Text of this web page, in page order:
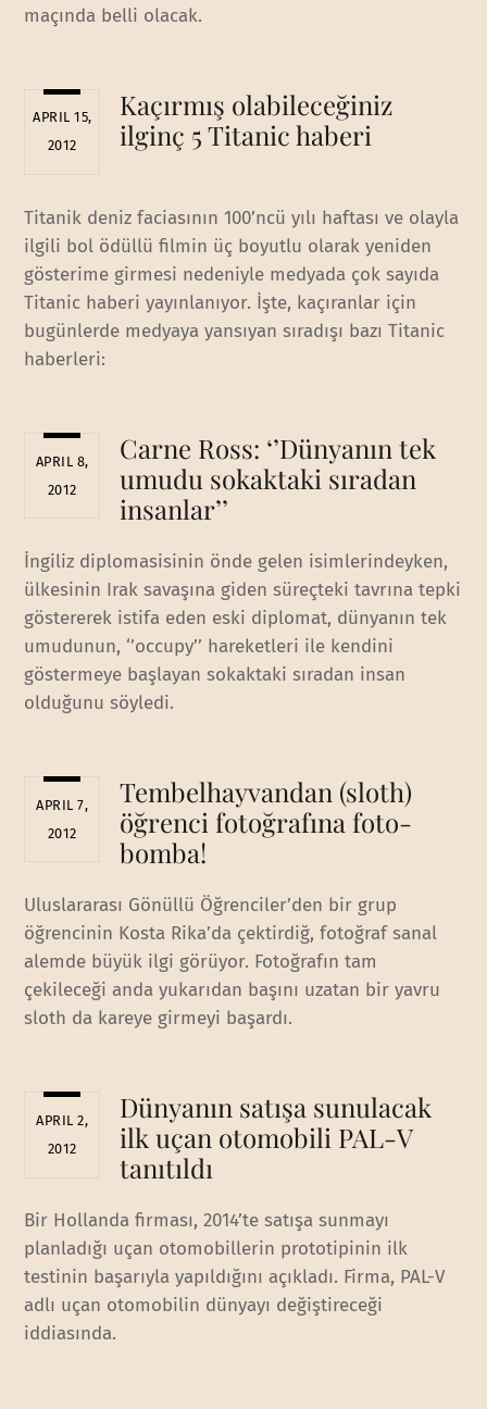
maçında belli olacak.
APRIL 15,
2012
Kaçırmış olabileceğiniz
ilginç 5 Titanic haberi
Titanik deniz faciasının 100’ncü yılı haftası ve olayla
ilgili bol ödüllü filmin üç boyutlu olarak yeniden
gösterime girmesi nedeniyle medyada çok sayıda
Titanic haberi yayınlanıyor. İşte, kaçıranlar için
bugünlerde medyaya yansıyan sıradışı bazı Titanic
haberleri:
APRIL 8,
2012
Carne Ross: ‘’Dünyanın tek
umudu sokaktaki sıradan
insanlar’’
İngiliz diplomasisinin önde gelen isimlerindeyken,
ülkesinin Irak savaşına giden süreçteki tavrına tepki
göstererek istifa eden eski diplomat, dünyanın tek
umudunun, ‘’occupy’’ hareketleri ile kendini
göstermeye başlayan sokaktaki sıradan insan
olduğunu söyledi.
APRIL 7,
2012
Tembelhayvandan (sloth)
öğrenci fotoğrafına foto-
bomba!
Uluslararası Gönüllü Öğrenciler’den bir grup
öğrencinin Kosta Rika’da çektirdiğ, fotoğraf sanal
alemde büyük ilgi görüyor. Fotoğrafın tam
çekileceği anda yukarıdan başını uzatan bir yavru
sloth da kareye girmeyi başardı.
APRIL 2,
2012
Dünyanın satışa sunulacak
ilk uçan otomobili PAL-V
tanıtıldı
Bir Hollanda firması, 2014’te satışa sunmayı
planladığı uçan otomobillerin prototipinin ilk
testinin başarıyla yapıldığını açıkladı. Firma, PAL-V
adlı uçan otomobilin dünyayı değiştireceği
iddiasında.